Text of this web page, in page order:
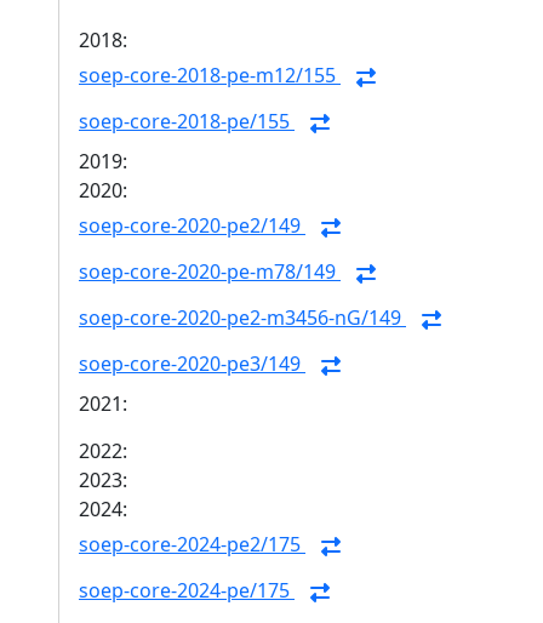
2018:
soep-core-2018-pe-m12/155
soep-core-2018-pe/155
2019:
2020:
soep-core-2020-pe2/149
soep-core-2020-pe-m78/149
soep-core-2020-pe2-m3456-nG/149
soep-core-2020-pe3/149
2021:
2022:
2023:
2024:
soep-core-2024-pe2/175
soep-core-2024-pe/175